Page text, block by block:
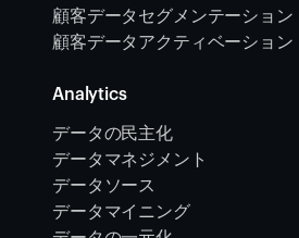
顧客データセグメンテーション
顧客データアクティベーション
Analytics
データの民主化
データマネジメント
データソース
データマイニング